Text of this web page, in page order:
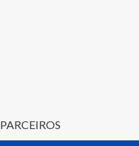
PARCEIROS